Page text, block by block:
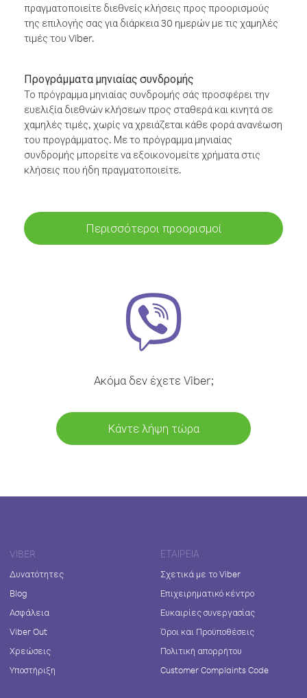
πραγματοποιείτε διεθνείς κλήσεις προς προορισμούς
της επιλογής σας για διάρκεια 30 ημερών με τις χαμηλές
τιμές του Viber.
Προγράμματα μηνιαίας συνδρομής
Το πρόγραμμα μηνιαίας συνδρομής σάς προσφέρει την
ευελιξία διεθνών κλήσεων προς σταθερά και κινητά σε
χαμηλές τιμές, χωρίς να χρειάζεται κάθε φορά ανανέωση
του προγράμματος. Με το πρόγραμμα μηνιαίας
συνδρομής μπορείτε να εξοικονομείτε χρήματα στις
κλήσεις που ήδη πραγματοποιείτε.
Περισσότεροι προορισμοί
Ακόμα δεν έχετε Viber;
Κάντε λήψη τώρα
VIBER
Δυνατότητες
Blog
Ασφάλεια
Viber Out
Χρεώσεις
Υποστήριξη
ΕΤΑΙΡΕΊΑ
Σχετικά με το Viber
Επιχειρηματικό κέντρο
Ευκαιρίες συνεργασίας
Όροι και Προϋποθέσεις
Πολιτική απορρήτου
Customer Complaints Code